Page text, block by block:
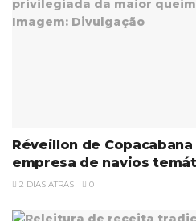
Réveillon de
empresa de navios
2 DIAS ATRÁS 0